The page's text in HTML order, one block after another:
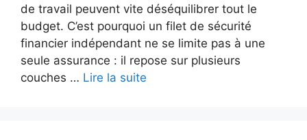
de travail peuvent vite déséquilibrer tout le
budget. C’est pourquoi un filet de sécurité
financier indépendant ne se limite pas à une
seule assurance : il repose sur plusieurs
couches … Lire la suite